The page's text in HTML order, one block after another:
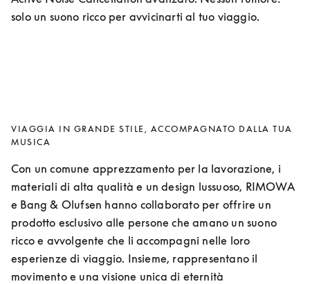
solo un suono ricco per avvicinarti al tuo viaggio.
VIAGGIA IN GRANDE STILE, ACCOMPAGNATO DALLA TUA
MUSICA
Con un comune apprezzamento per la lavorazione, i
materiali di alta qualità e un design lussuoso, RIMOWA
e Bang & Olufsen hanno collaborato per offrire un
prodotto esclusivo alle persone che amano un suono
ricco e avvolgente che li accompagni nelle loro
esperienze di viaggio. Insieme, rappresentano il
movimento e una visione unica di eternità